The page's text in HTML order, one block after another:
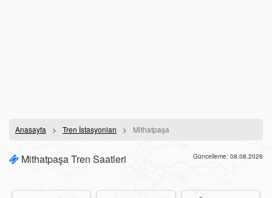
Anasayfa Tren İstasyonları Mithatpaşa
Mithatpaşa Tren Saatleri Güncelleme: 08.08.2026